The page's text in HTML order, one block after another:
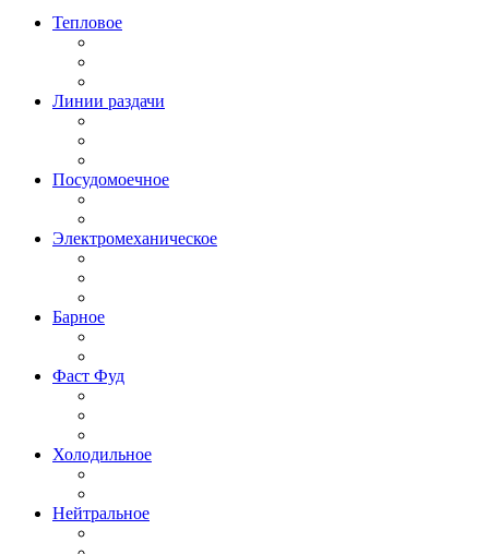
Тепловое
Линии раздачи
Посудомоечное
Электромеханическое
Барное
Фаст Фуд
Холодильное
Нейтральное